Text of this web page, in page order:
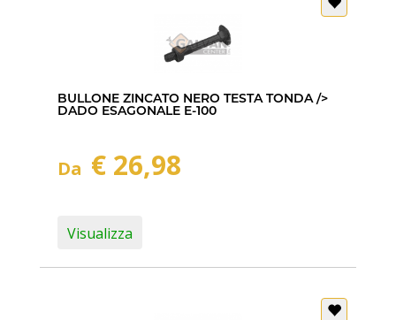
BULLONE ZINCATO NERO TESTA TONDA />
DADO ESAGONALE E-100
Da € 26,98
Visualizza